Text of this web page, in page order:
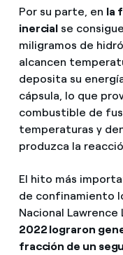
Por su parte, en la
inercial se
miligramos de
alcancen
deposita su
cápsula, lo que
combustible de
temperaturas y
produzca la
El hito más
de confinamiento
Nacional Lawrence
2022 lograron
fracción de un